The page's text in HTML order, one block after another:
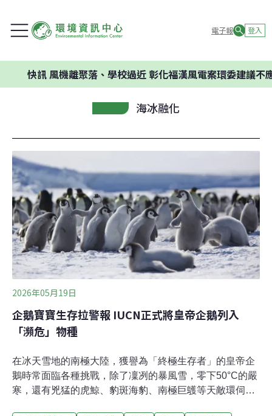
電子報 登入
風機離聚落、學校過近 彰化福漢風電案環委建議不應開發
海冰融化
2026年05月19日
企鵝寶寶生存拉警報 IUCN正式將皇帝企鵝列入
「瀕危」物種
在冰天雪地的南極大陸，獲譽為「終極生存者」的皇帝企
鵝時常面臨各種挑戰，除了凜冽的暴風雪，零下50°C的嚴
寒，還有兇猛的虎鯨、豹斑海豹、南極巨鸌等天敵環伺。